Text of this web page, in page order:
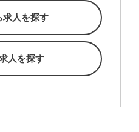
求人を探す
人を探す